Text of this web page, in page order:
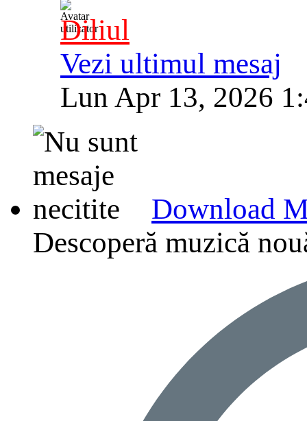
Diliul
Vezi ultimul mesaj
Lun Apr 13, 2026
Download
Descoperă muzică